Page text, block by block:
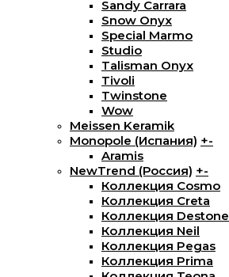
Sandy Carrara
Snow Onyx
Special Marmo
Studio
Talisman Onyx
Tivoli
Twinstone
Wow
Meissen Keramik
Monopole (Испания) +-
Aramis
NewTrend (Россия) +-
Коллекция Cosmo
Коллекция Creta
Коллекция Destone
Коллекция Neil
Коллекция Pegas
Коллекция Prima